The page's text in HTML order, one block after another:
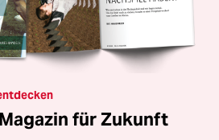
für Zukunft